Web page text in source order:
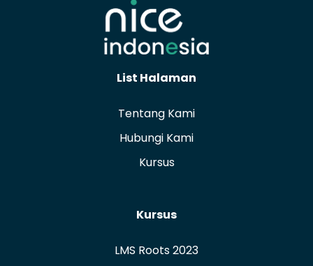
List Halaman
Tentang Kami
Hubungi Kami
Kursus
Kursus
LMS Roots 2023